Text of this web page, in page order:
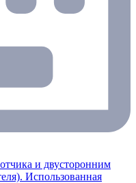
и двусторонним
Использованная